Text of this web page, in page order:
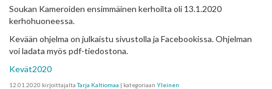
Soukan Kameroiden ensimmäinen kerhoilta oli 13.1.2020
kerhohuoneessa.
Kevään ohjelma on julkaistu sivustolla ja Facebookissa. Ohjelman
voi ladata myös pdf-tiedostona.
Kevät2020
12.01.2020 kirjoittajaltaTarja Kaltiomaa | kategoriaan Yleinen